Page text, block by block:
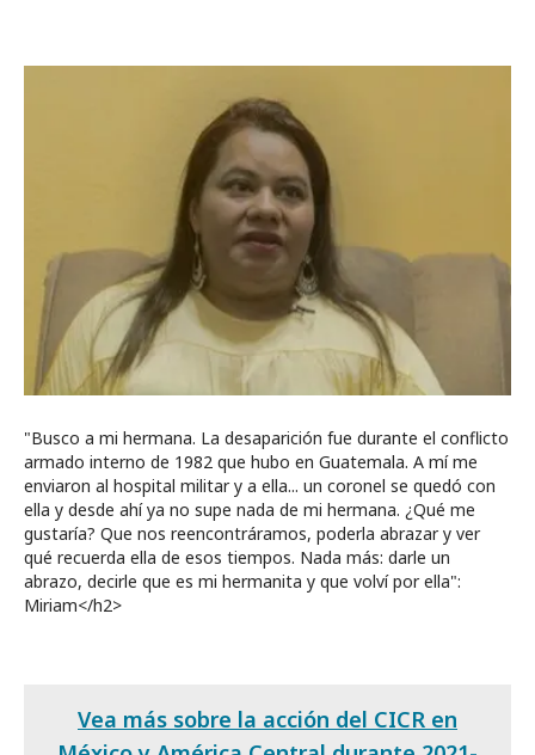
"Busco a mi hermana. La desaparición fue durante el conflicto
armado interno de 1982 que hubo en Guatemala. A mí me
enviaron al hospital militar y a ella... un coronel se quedó con
ella y desde ahí ya no supe nada de mi hermana. ¿Qué me
gustaría? Que nos reencontráramos, poderla abrazar y ver
qué recuerda ella de esos tiempos. Nada más: darle un
abrazo, decirle que es mi hermanita y que volví por ella":
Miriam</h2>
Vea más sobre la acción del CICR en